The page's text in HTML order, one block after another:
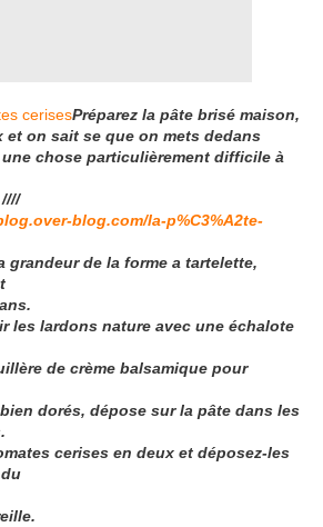
Préparez la pâte brisé maison,
et on sait se que on mets dedans
chose particulièrement difficile à
blog.com/la-p%C3%A2te-
grandeur de la forme a tartelette,
les lardons nature avec une échalote
de crème balsamique pour
dorés, dépose sur la pâte dans les
cerises en deux et déposez-les